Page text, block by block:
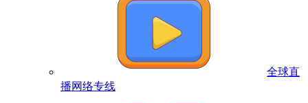
全球直
播网络专线